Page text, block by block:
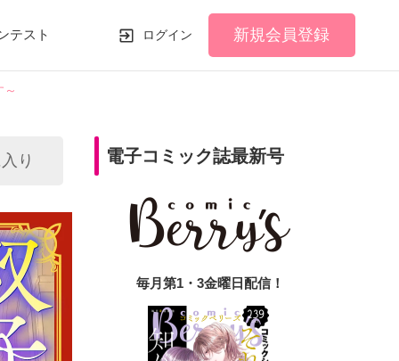
テスト ログイン 新規会員登録
り 電子コミック誌最新号
毎月第1・3金曜日配信！